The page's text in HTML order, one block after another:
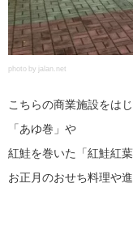
photo by jalan.net
こちらの商業施設をは
「あゆ巻」や
紅鮭を巻いた「紅鮭紅
お正月のおせち料理や